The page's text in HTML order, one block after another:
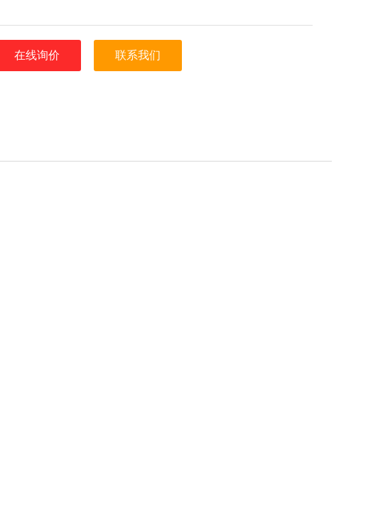
在线询价 联系我们
应